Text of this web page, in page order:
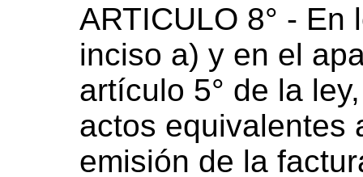
ARTICULO 8° -
inciso a) y en el
artículo 5° de la
actos equivalentes
emisión de la